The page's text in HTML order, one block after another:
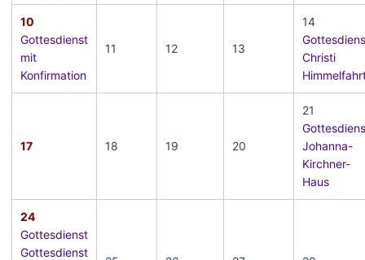
10
Gottesdienst
mit
Konfirmation
11 12 13
14
Christi
17 18 19 20
21
Johanna-
Kirchner-
Haus
24
Gottesdienst
Gottesdienst